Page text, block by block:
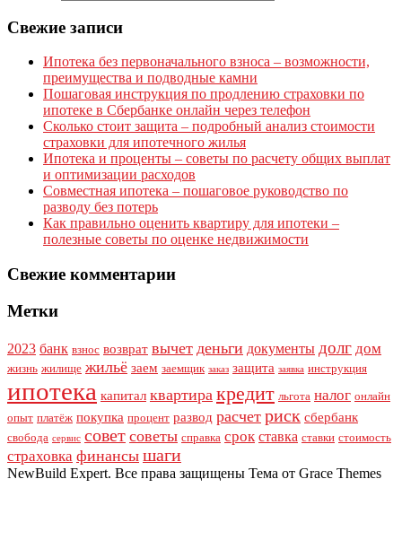
Свежие записи
Ипотека без первоначального взноса – возможности,
преимущества и подводные камни
Пошаговая инструкция по продлению страховки по
ипотеке в Сбербанке онлайн через телефон
Сколько стоит защита – подробный анализ стоимости
страховки для ипотечного жилья
Ипотека и проценты – советы по расчету общих выплат
и оптимизации расходов
Совместная ипотека – пошаговое руководство по
разводу без потерь
Как правильно оценить квартиру для ипотеки –
полезные советы по оценке недвижимости
Свежие комментарии
Метки
2023 банк взнос возврат вычет деньги документы долг дом
жизнь жилище жильё заем заемщик заказ защита заявка инструкция
ипотека капитал квартира кредит льгота налог онлайн
опыт платёж покупка процент развод расчет риск сбербанк
свобода сервис совет советы справка срок ставка ставки стоимость
страховка финансы шаги
NewBuild Expert. Все права защищены Тема от Grace Themes